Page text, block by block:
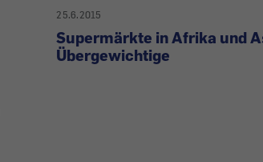
25.6.2015
Supermärkte in Afrika und
Übergewichtige